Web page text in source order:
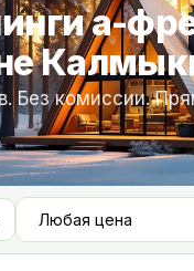
а-
Без комиссии.